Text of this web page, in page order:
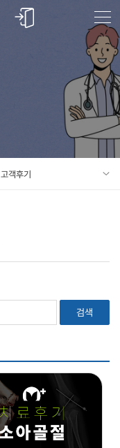
고객후기
검색